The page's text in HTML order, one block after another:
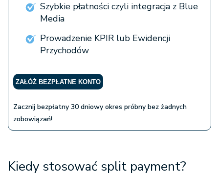
Szybkie płatności czyli integracja z Blue
Media
Prowadzenie KPIR lub Ewidencji
Przychodów
ZAŁÓŻ BEZPŁATNE KONTO
Zacznij bezpłatny 30 dniowy okres próbny bez żadnych
zobowiązań!
Kiedy stosować split payment?